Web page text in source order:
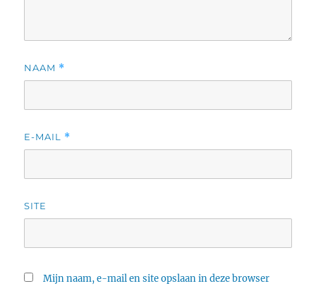
NAAM *
E-MAIL *
SITE
Mijn naam, e-mail en site opslaan in deze browser